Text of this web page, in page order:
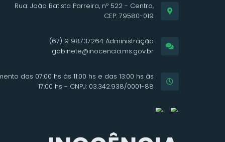
Rua: João Batista Parreira, nº 522 - Centro,
CEP: 79580-019
(67) 9 98737264 Administração
gabinete@inocencia.ms.gov.br
das 07:00 hs às 11:00 hs e das 13:00 hs às
17:00 hs - CNPJ: 03.342.938/0001-88